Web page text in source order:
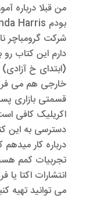
من قبلا درباره
شرکت گرومباچر
دارم این کتاب
(ابتدای خ
خارجی هم می
قسمتی بازاری
اکریلیک کافی
دسترسی به این
درباره کار
تجربیات کمم
انتشارات اکتا
می توانید تهیه